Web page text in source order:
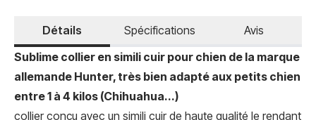
Détails Spécifications
Avis
Sublime collier en simili cuir pour chien de la marque
allemande Hunter, très bien adapté aux petits chien
entre 1 à 4 kilos (Chihuahua...)
collier conçu avec un simili cuir de haute qualité le rendant